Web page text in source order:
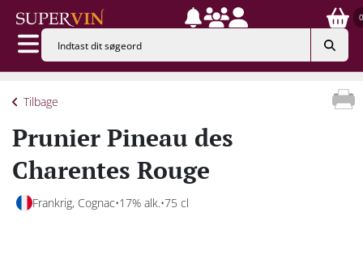
0
Tilbage
Prunier Pineau des
Charentes Rouge
Frankrig, Cognac 17% alk. 75 cl